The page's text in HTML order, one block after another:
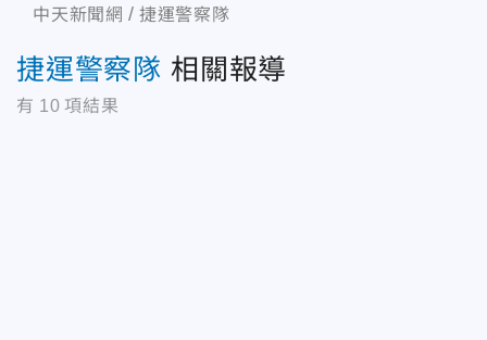
中天新聞網 捷運警察隊
捷運警察隊 相關報導
有 10 項結果